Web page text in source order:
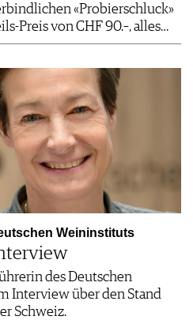
«Probierschluck»
Preis von CHF 90.–, alles…
Weininstituts
des Deutschen
Interview über den Stand
Schweiz.